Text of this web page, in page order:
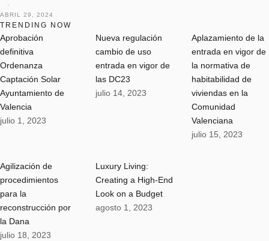
Spaces designed to
be lived in, not just
looked at. Forever
homes, not show
homes. I
understand every
detail that goes into
crafting a beautiful
space.
·
ABRIL 29, 2024
TRENDING NOW
Aprobación
definitiva
Ordenanza
Captación Solar
Ayuntamiento de
Valencia
julio 1, 2023
Nueva regulación
cambio de uso
entrada en vigor de
las DC23
julio 14, 2023
Aplazamiento de la
entrada en vigor de
la normativa de
habitabilidad de
viviendas en la
Comunidad
Valenciana
julio 15, 2023
Agilización de
procedimientos
para la
reconstrucción por
la Dana
julio 18, 2023
Luxury Living:
Creating a High-End
Look on a Budget
agosto 1, 2023